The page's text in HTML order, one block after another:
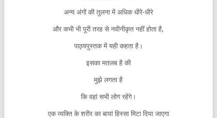
अन्य अंगों की तुलना में अधिक धीरे-धीरे
और कभी भी पूरी तरह से नवीनीकृत नहीं होता है,
पाठ्यपुस्तक में यही कहता है।
इसका मतलब है की
मुझे लगता है
कि वहां सभी लोग रहेंगे।
एक व्यक्ति के शरीर का बायां हिस्सा मिटा दिया जाएगा